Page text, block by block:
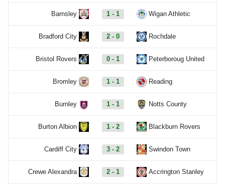
Barnsley 1 - 1 Wigan Athletic
Bradford City 2 - 0 Rochdale
Bristol Rovers 0 - 1 Peterboroug United
Bromley 1 - 1 Reading
Burnley 1 - 1 Notts County
Burton Albion 1 - 2 Blackburn Rovers
Cardiff City 3 - 2 Swindon Town
Crewe Alexandra 2 - 1 Accrington Stanley